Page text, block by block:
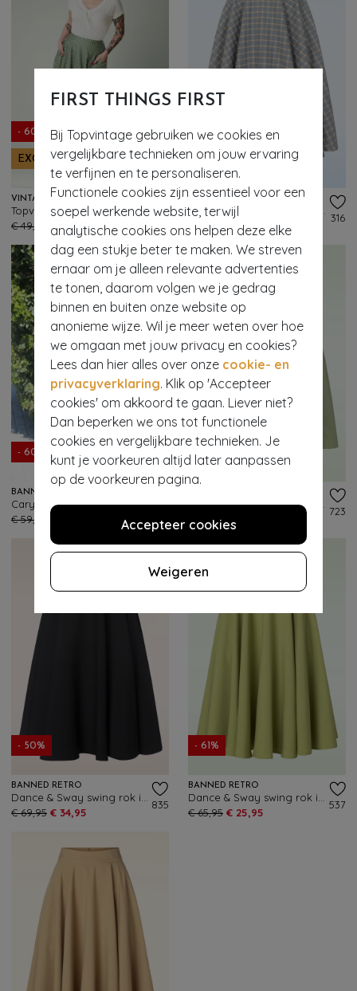
FIRST THINGS FIRST
Bij Topvintage gebruiken we cookies en
vergelijkbare technieken om jouw ervaring
te verfijnen en te personaliseren.
Functionele cookies zijn essentieel voor een
soepel werkende website, terwijl
analytische cookies ons helpen deze elke
dag een stukje beter te maken. We streven
ernaar om je alleen relevante advertenties
te tonen, daarom volgen we je gedrag
binnen en buiten onze website op
anonieme wijze. Wil je meer weten over hoe
we omgaan met jouw privacy en cookies?
Lees dan hier alles over onze cookie- en
privacyverklaring. Klik op 'Accepteer
cookies' om akkoord te gaan. Liever niet?
Dan beperken we ons tot functionele
cookies en vergelijkbare technieken. Je
kunt je voorkeuren altijd later aanpassen
op de voorkeuren pagina.
Accepteer cookies
Weigeren
- 60%
EXCLUSIEF
VINTAGE CHIC FOR TOPVINTAGE
Topvintage exclusive ~ Betty gingham swing rok in groen en wit
€ 49,95
€ 19,95
165
- 60%
BANNED RETRO
€ 59,95 € 23,95
316
- 60%
BANNED RETRO
Cary Sweet Check swing rok in roze
€ 59,95
- 60%
€ 59,95
723
- 50%
BANNED RETRO
€ 69,95 € 34,95
835
- 61%
BANNED RETRO
€ 65,95 € 25,95
537